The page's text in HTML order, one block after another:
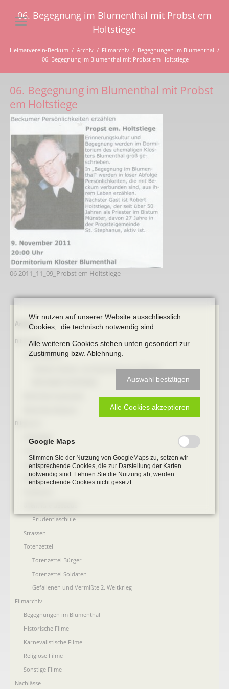
06. Begegnung im Blumenthal mit Probst em
Holtstiege
Heimatverein-Beckum Archiv Filmarchiv
Begegnungen im Blumenthal
06. Begegnung im Blumenthal mit Probst em Holtstiege
06. Begegnung im Blumenthal mit Probst
em Holtstiege
06 2011_11_09_Probst em Holtstiege
Navigation
Archiv
Bibliothek
Online Bücher
100 Jahre Heimat- und Geschichtsverein Beckum
Bildarchiv
Landkarten
Plakate
Prudentiaschule
Strassen
Totenzettel
Totenzettel Bürger
Totenzettel Soldaten
Gefallenen und Vermißte 2. Weltkrieg
Filmarchiv
Begegnungen im Blumenthal
Historische Filme
Karnevalistische Filme
Religiöse Filme
Sonstige Filme
Nachlässe
Wir nutzen auf unserer Website ausschliesslich
Cookies, die technisch notwendig sind.
Alle weiteren Cookies stehen unten gesondert zur
Zustimmung bzw. Ablehnung.
Auswahl bestätigen
Alle Cookies akzeptieren
Google Maps
Stimmen Sie der Nutzung von GoogleMaps zu, setzen wir
entsprechende Cookies, die zur Darstellung der Karten
notwendig sind. Lehnen Sie die Nutzung ab, werden
entsprechende Cookies nicht gesetzt.